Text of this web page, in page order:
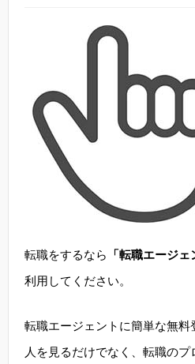
転職をするなら 「転職エージェ
利用してください。
転職エージェントに簡単な無
人を見るだけでなく、転職の